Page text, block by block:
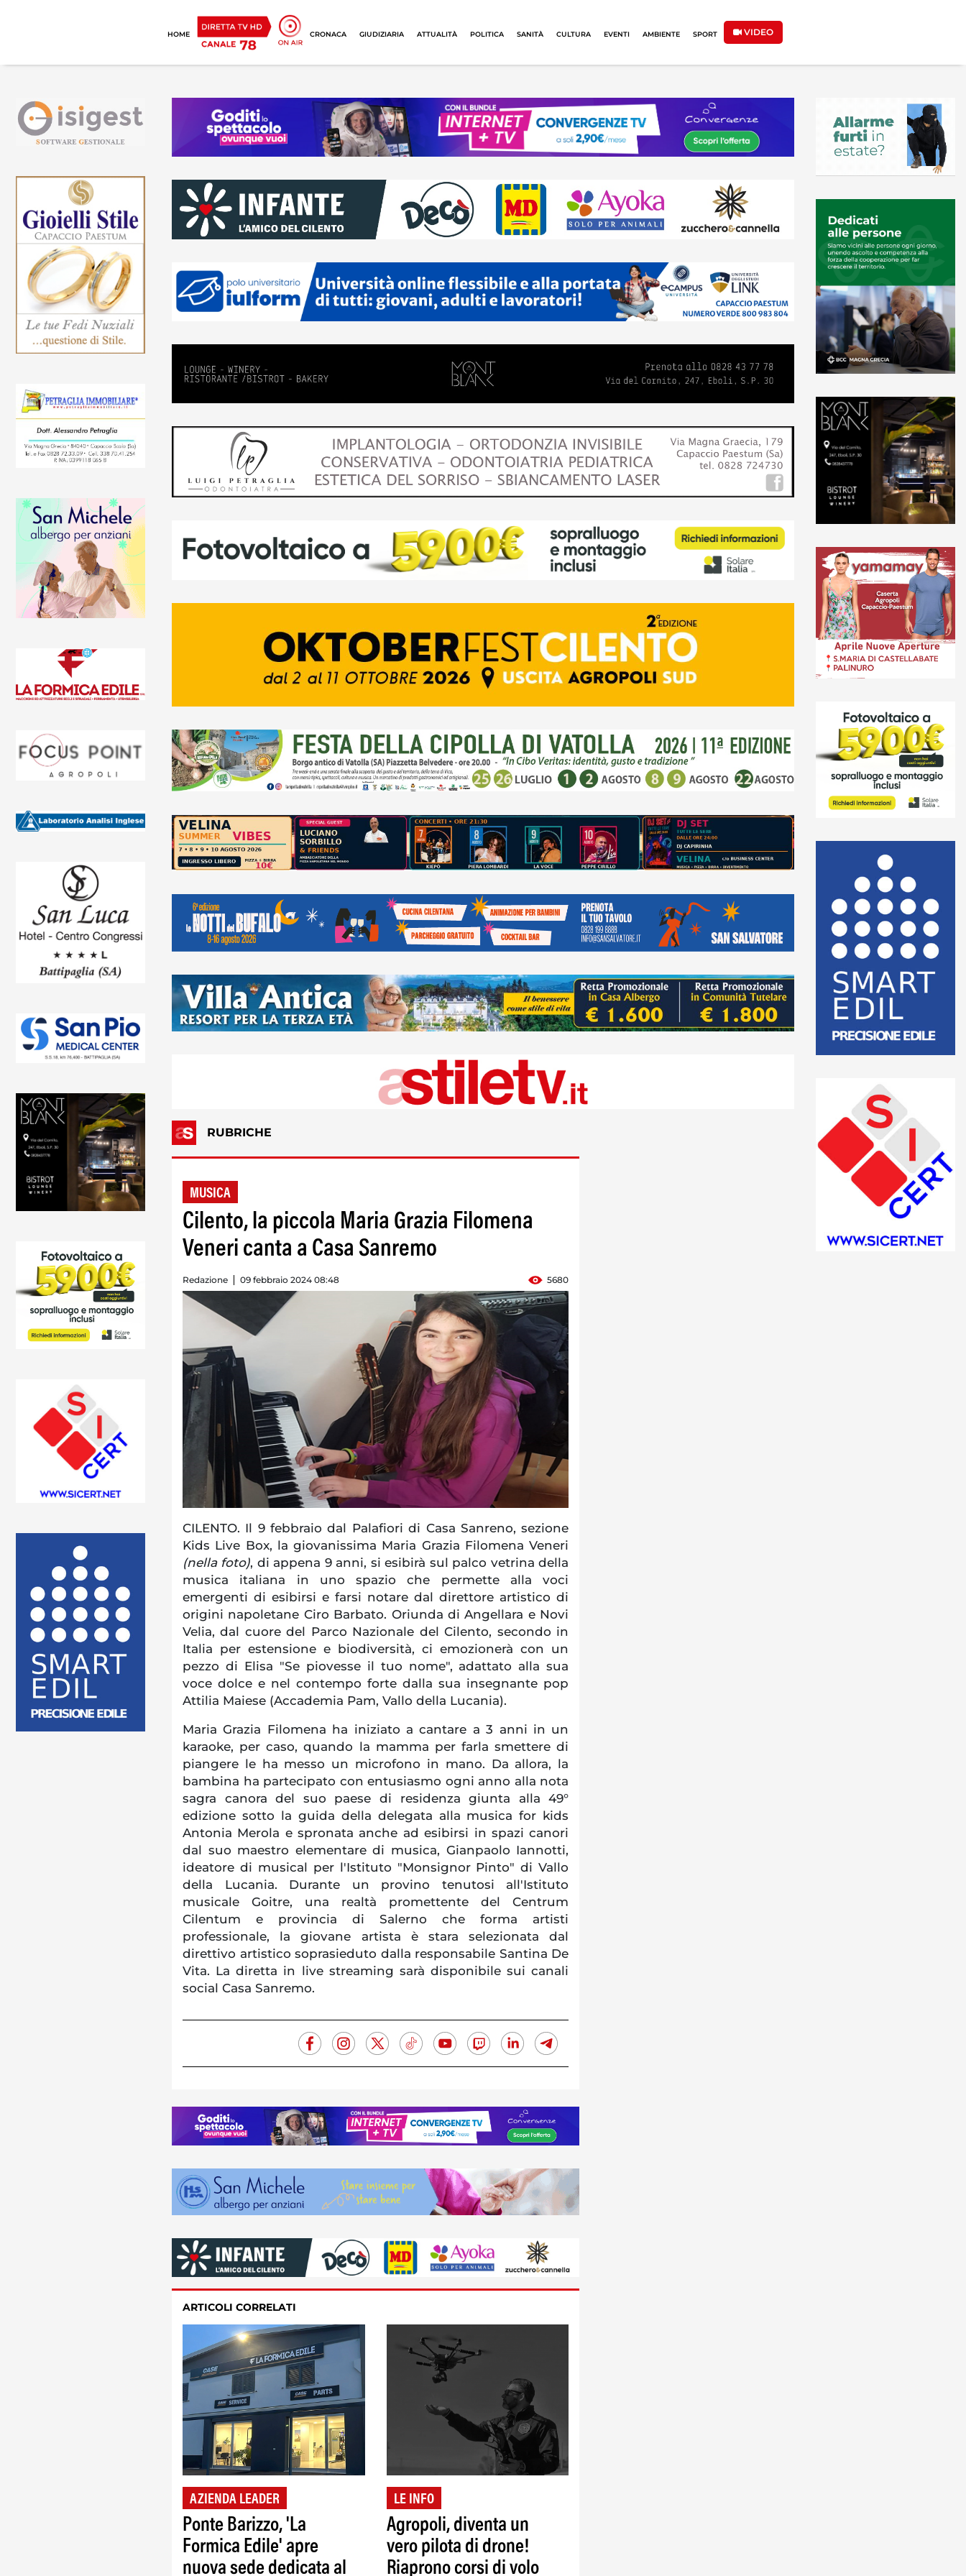
HOME CRONACA GIUDIZIARIA ATTUALITÀ POLITICA SANITÀ CULTURA EVENTI AMBIENTE SPORT VIDEO
RUBRICHE
MUSICA
Cilento, la piccola Maria Grazia Filomena
Veneri canta a Casa Sanremo
Redazione 09 febbraio 2024 08:48 5680
CILENTO. Il 9 febbraio dal Palafiori di Casa Sanreno, sezione
Kids Live Box, la giovanissima Maria Grazia Filomena Veneri
(nella foto), di appena 9 anni, si esibirà sul palco vetrina della
musica italiana in uno spazio che permette alla voci
emergenti di esibirsi e farsi notare dal direttore artistico di
origini napoletane Ciro Barbato. Oriunda di Angellara e Novi
Velia, dal cuore del Parco Nazionale del Cilento, secondo in
Italia per estensione e biodiversità, ci emozionerà con un
pezzo di Elisa "Se piovesse il tuo nome", adattato alla sua
voce dolce e nel contempo forte dalla sua insegnante pop
Attilia Maiese (Accademia Pam, Vallo della Lucania).
Maria Grazia Filomena ha iniziato a cantare a 3 anni in un
karaoke, per caso, quando la mamma per farla smettere di
piangere le ha messo un microfono in mano. Da allora, la
bambina ha partecipato con entusiasmo ogni anno alla nota
sagra canora del suo paese di residenza giunta alla 49°
edizione sotto la guida della delegata alla musica for kids
Antonia Merola e spronata anche ad esibirsi in spazi canori
dal suo maestro elementare di musica, Gianpaolo Iannotti,
ideatore di musical per l'Istituto "Monsignor Pinto" di Vallo
della Lucania. Durante un provino tenutosi all'Istituto
musicale Goitre, una realtà promettente del Centrum
Cilentum e provincia di Salerno che forma artisti
professionale, la giovane artista è stara selezionata dal
direttivo artistico soprasieduto dalla responsabile Santina De
Vita. La diretta in live streaming sarà disponibile sui canali
social Casa Sanremo.
ARTICOLI CORRELATI
AZIENDA LEADER
Ponte Barizzo, 'La
Formica Edile' apre
nuova sede dedicata al
LE INFO
Agropoli, diventa un
vero pilota di drone!
Riaprono corsi di volo